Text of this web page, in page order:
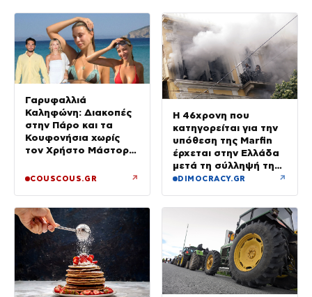
Γαρυφαλλιά
Καληφώνη: Διακοπές
στην Πάρο και τα
Κουφονήσια χωρίς
τον Χρήστο Μάστορα
COUSCOUS.GR ↗
Η 46χρονη που
κατηγορείται για την
υπόθεση της Marfin
έρχεται στην Ελλάδα
μετά τη σύλληψή της
στο Λονδίνο
DIMOCRACY.GR ↗